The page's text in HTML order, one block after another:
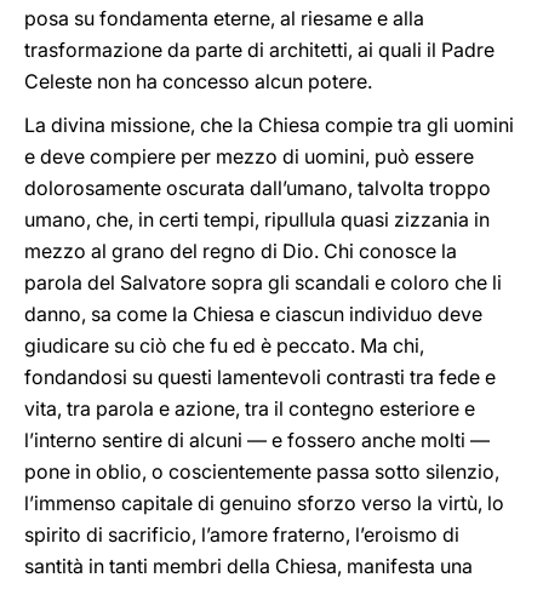
posa su fondamenta eterne, al riesame e alla
trasformazione da parte di architetti, ai quali il Padre
Celeste non ha concesso alcun potere.
La divina missione, che la Chiesa compie tra gli uomini
e deve compiere per mezzo di uomini, può essere
dolorosamente oscurata dall’umano, talvolta troppo
umano, che, in certi tempi, ripullula quasi zizzania in
mezzo al grano del regno di Dio. Chi conosce la
parola del Salvatore sopra gli scandali e coloro che li
danno, sa come la Chiesa e ciascun individuo deve
giudicare su ciò che fu ed è peccato. Ma chi,
fondandosi su questi lamentevoli contrasti tra fede e
vita, tra parola e azione, tra il contegno esteriore e
l’interno sentire di alcuni — e fossero anche molti —
pone in oblio, o coscientemente passa sotto silenzio,
l’immenso capitale di genuino sforzo verso la virtù, lo
spirito di sacrificio, l’amore fraterno, l’eroismo di
santità in tanti membri della Chiesa, manifesta una